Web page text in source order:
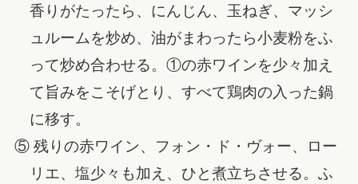
香りがたったら、にんじん、玉ねぎ、マッシ
ュルームを炒め、油がまわったら小麦粉をふ
って炒め合わせる。①の赤ワインを少々加え
て旨みをこそげとり、すべて鶏肉の入った鍋
に移す。
⑤ 残りの赤ワイン、フォン・ド・ヴォー、ロー
リエ、塩少々も加え、ひと煮立ちさせる。ふ